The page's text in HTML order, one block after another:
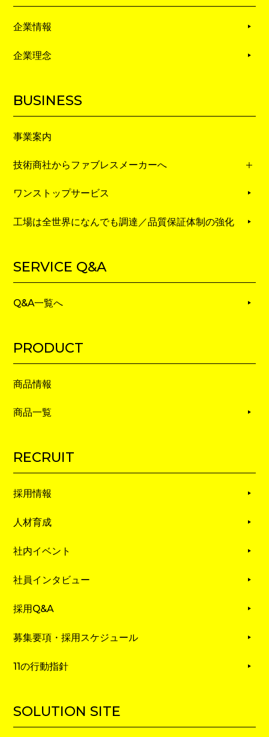
企業情報
企業理念
BUSINESS
事業案内
技術商社からファブレスメーカーへ
ワンストップサービス
工場は全世界になんでも調達／品質保証体制の強化
SERVICE Q&A
Q&A一覧へ
PRODUCT
商品情報
商品一覧
RECRUIT
採用情報
人材育成
社内イベント
社員インタビュー
採用Q&A
募集要項・採用スケジュール
11の行動指針
SOLUTION SITE